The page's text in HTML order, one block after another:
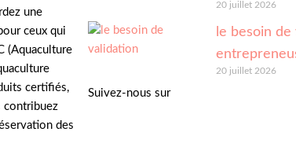
une
ceux qui
(Aquaculture
certifiés,
contribuez
des
20 juillet 2026
le besoin
20 juillet 2026
Suivez-nous sur